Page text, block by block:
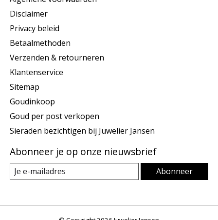
Disclaimer
Privacy beleid
Betaalmethoden
Verzenden & retourneren
Klantenservice
Sitemap
Goudinkoop
Goud per post verkopen
Sieraden bezichtigen bij Juwelier Jansen
Abonneer je op onze nieuwsbrief
Abonneer